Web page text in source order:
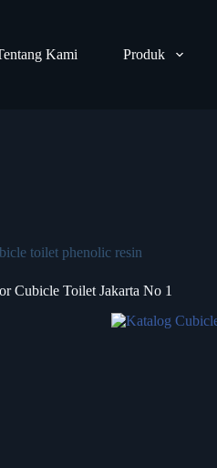
Kami Produk
toilet phenolic resin
Cubicle Toilet Jakarta No 1